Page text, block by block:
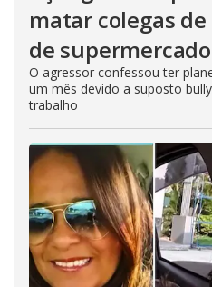
matar colegas
de
O agressor confessou ter
um mês devido a suposto
trabalho